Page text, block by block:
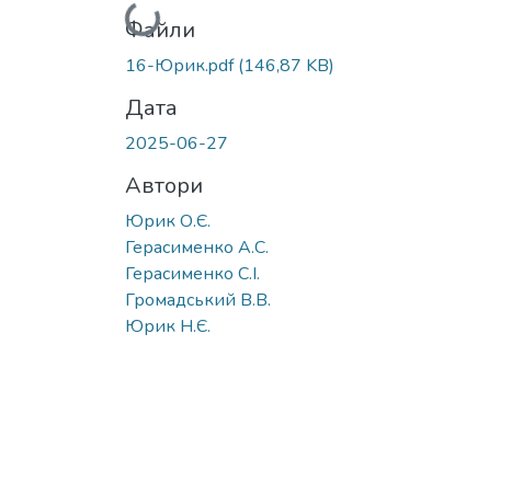
Вантажиться...
Файли
16-Юрик.pdf(146,87 KB)
Дата
2025-06-27
Автори
Юрик О.Є.
Герасименко А.С.
Герасименко С.І.
Громадський В.В.
Юрик Н.Є.